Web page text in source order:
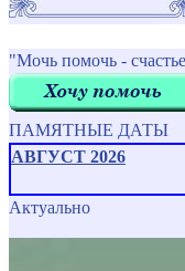
"Мочь помочь -
ПАМЯТНЫЕ ДАТЫ
АВГУСТ 2026
Актуально